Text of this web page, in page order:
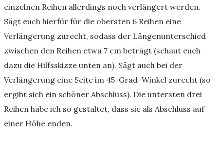
einzelnen Reihen allerdings noch verlängert werden.
Sägt euch hierfür für die obersten 6 Reihen eine
Verlängerung zurecht, sodass der Längenunterschied
zwischen den Reihen etwa 7 cm beträgt (schaut euch
dazu die Hilfsskizze unten an). Sägt auch bei der
Verlängerung eine Seite im 45-Grad-Winkel zurecht (so
ergibt sich ein schöner Abschluss). Die untersten drei
Reihen habe ich so gestaltet, dass sie als Abschluss auf
einer Höhe enden.